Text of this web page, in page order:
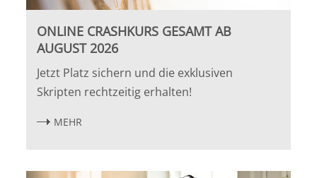
ONLINE CRASHKURS GESAMT AB
AUGUST 2026
Jetzt Platz sichern und die exklusiven
Skripten rechtzeitig erhalten!
MEHR
Bremen
Erlangen
Frankfurt/O.